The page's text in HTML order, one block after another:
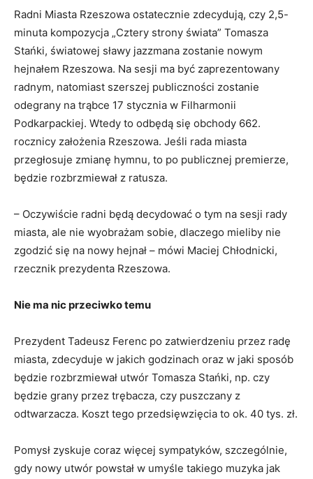
Radni Miasta Rzeszowa ostatecznie zdecydują, czy 2,5-
minuta kompozycja „Cztery strony świata” Tomasza
Stańki, światowej sławy jazzmana zostanie nowym
hejnałem Rzeszowa. Na sesji ma być zaprezentowany
radnym, natomiast szerszej publiczności zostanie
odegrany na trąbce 17 stycznia w Filharmonii
Podkarpackiej. Wtedy to odbędą się obchody 662.
rocznicy założenia Rzeszowa. Jeśli rada miasta
przegłosuje zmianę hymnu, to po publicznej premierze,
będzie rozbrzmiewał z ratusza.
– Oczywiście radni będą decydować o tym na sesji rady
miasta, ale nie wyobrażam sobie, dlaczego mieliby nie
zgodzić się na nowy hejnał – mówi Maciej Chłodnicki,
rzecznik prezydenta Rzeszowa.
Nie ma nic przeciwko temu
Prezydent Tadeusz Ferenc po zatwierdzeniu przez radę
miasta, zdecyduje w jakich godzinach oraz w jaki sposób
będzie rozbrzmiewał utwór Tomasza Stańki, np. czy
będzie grany przez trębacza, czy puszczany z
odtwarzacza. Koszt tego przedsięwzięcia to ok. 40 tys. zł.
Pomysł zyskuje coraz więcej sympatyków, szczególnie,
gdy nowy utwór powstał w umyśle takiego muzyka jak